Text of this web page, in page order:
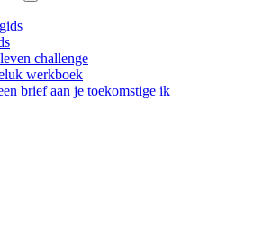
challenge
werkboek
brief aan je toekomstige ik